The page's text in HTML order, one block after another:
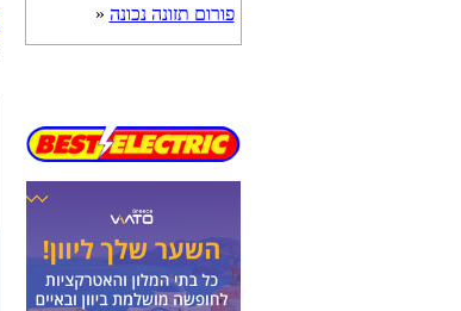
» פורום תזונה נכונה